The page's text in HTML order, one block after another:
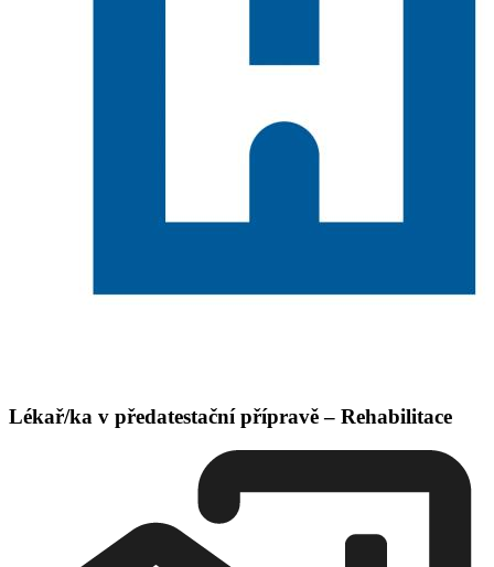
Lékař/ka v předatestační přípravě – Rehabilitace